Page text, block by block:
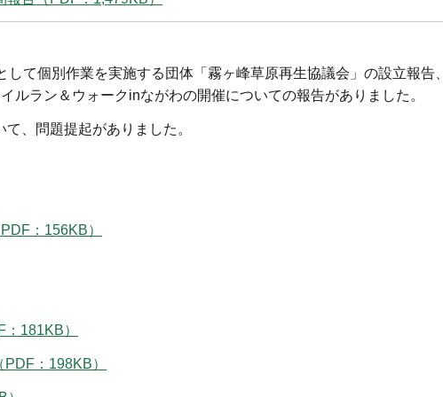
て個別作業を実施する団体「霧ヶ峰草原再生協議会」の設立報告
ルラン＆ウォークinながわの開催についての報告がありました。
、問題提起がありました。
：156KB）
181KB）
：198KB）